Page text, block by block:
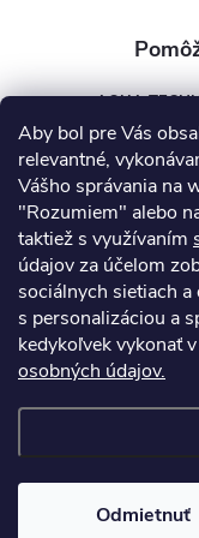
Aby bol pre Vás
relevantné,
Vášho správania na
"Rozumiem" alebo
taktiež s využívaním
údajov za účelom
sociálnych sietiach
s personalizáciou a
kedykoľvek vykonať
osobných údajov.
Odmietnuť
AQUA
Informácie pre vás
Kontakty